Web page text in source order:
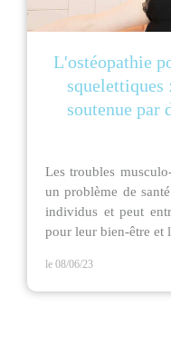
L'ostéopathie
squelettiques
soutenue par
Les troubles
un problème de
individus et peut
pour leur bien-être et
le 08/06/23